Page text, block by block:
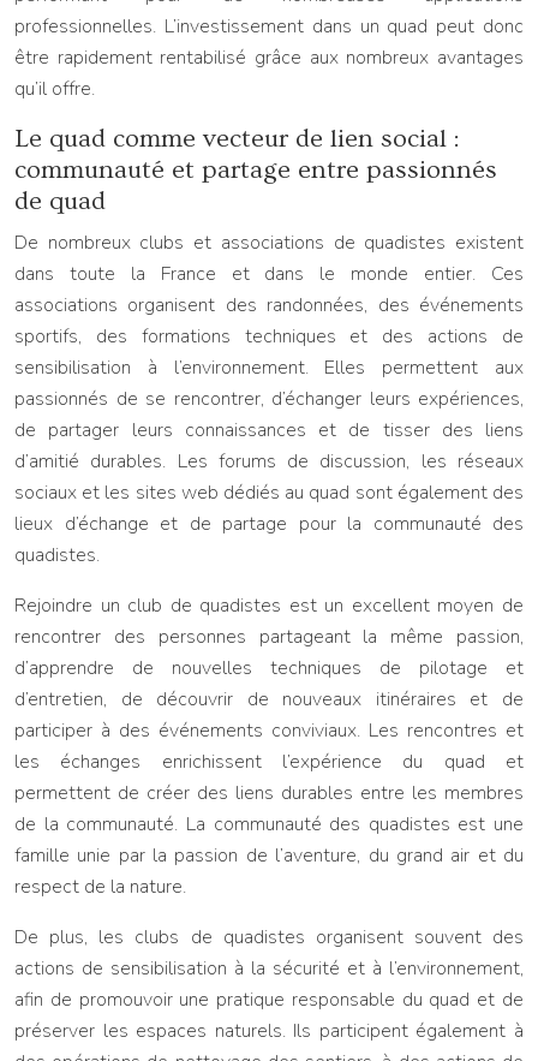
professionnelles. L’investissement dans un quad peut donc
être rapidement rentabilisé grâce aux nombreux avantages
qu’il offre.
Le quad comme vecteur de lien social :
communauté et partage entre passionnés
de quad
De nombreux clubs et associations de quadistes existent
dans toute la France et dans le monde entier. Ces
associations organisent des randonnées, des événements
sportifs, des formations techniques et des actions de
sensibilisation à l’environnement. Elles permettent aux
passionnés de se rencontrer, d’échanger leurs expériences,
de partager leurs connaissances et de tisser des liens
d’amitié durables. Les forums de discussion, les réseaux
sociaux et les sites web dédiés au quad sont également des
lieux d’échange et de partage pour la communauté des
quadistes.
Rejoindre un club de quadistes est un excellent moyen de
rencontrer des personnes partageant la même passion,
d’apprendre de nouvelles techniques de pilotage et
d’entretien, de découvrir de nouveaux itinéraires et de
participer à des événements conviviaux. Les rencontres et
les échanges enrichissent l’expérience du quad et
permettent de créer des liens durables entre les membres
de la communauté. La communauté des quadistes est une
famille unie par la passion de l’aventure, du grand air et du
respect de la nature.
De plus, les clubs de quadistes organisent souvent des
actions de sensibilisation à la sécurité et à l’environnement,
afin de promouvoir une pratique responsable du quad et de
préserver les espaces naturels. Ils participent également à